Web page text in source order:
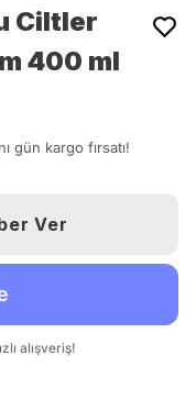
Ciltler
400 ml
gün kargo fırsatı!
Ver